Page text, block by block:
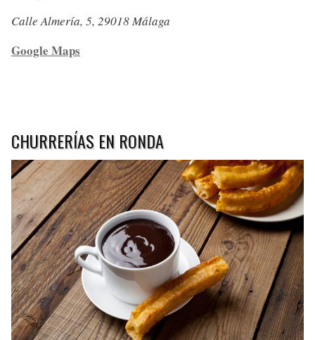
Calle Almería, 5, 29018 Málaga
Google Maps
CHURRERÍAS EN RONDA